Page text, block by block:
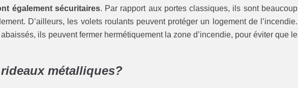
également sécuritaires. Par rapport aux portes classiques, ils sont beaucoup
D’ailleurs, les volets roulants peuvent protéger un logement de l’incendie.
ils peuvent fermer hermétiquement la zone d’incendie, pour éviter que le
métalliques?